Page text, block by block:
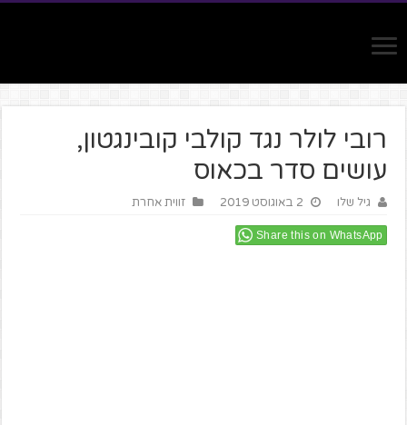
רובי לולר נגד קולבי קובינגטון,
עושים סדר בכאוס
גיל שלו 2 באוגוסט 2019 זווית אחרת
Share this on WhatsApp